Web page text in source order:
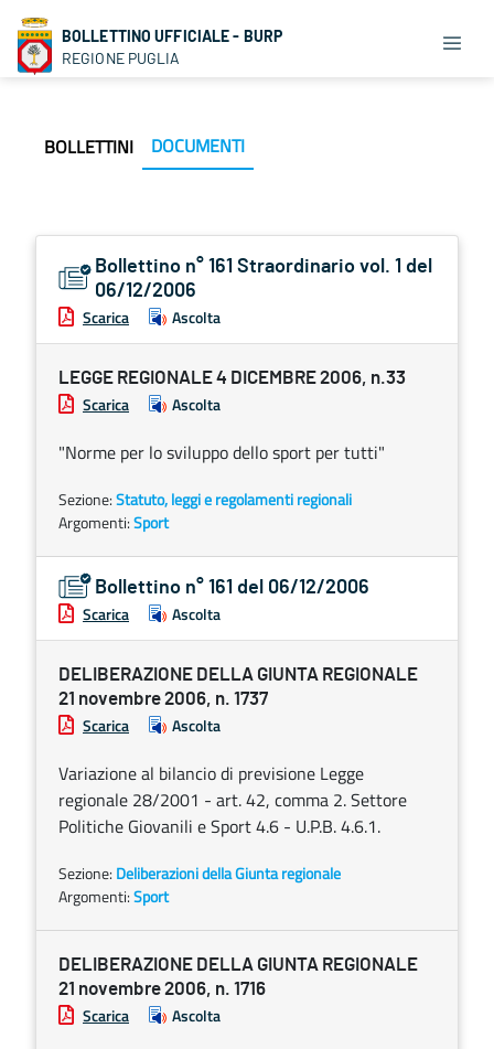
BOLLETTINO UFFICIALE - BURP
REGIONE PUGLIA
BOLLETTINI DOCUMENTI
Bollettino n° 161 Straordinario vol. 1 del
06/12/2006
Scarica Ascolta
LEGGE REGIONALE 4 DICEMBRE 2006, n.33
Scarica Ascolta
"Norme per lo sviluppo dello sport per tutti"
Sezione:Statuto, leggi e regolamenti regionali
Argomenti:Sport
Bollettino n° 161 del 06/12/2006
Scarica Ascolta
DELIBERAZIONE DELLA GIUNTA REGIONALE
21 novembre 2006, n. 1737
Scarica Ascolta
Variazione al bilancio di previsione Legge
regionale 28/2001 - art. 42, comma 2. Settore
Politiche Giovanili e Sport 4.6 - U.P.B. 4.6.1.
Sezione: Deliberazioni della Giunta regionale
Argomenti:Sport
DELIBERAZIONE DELLA GIUNTA REGIONALE
21 novembre 2006, n. 1716
Scarica Ascolta